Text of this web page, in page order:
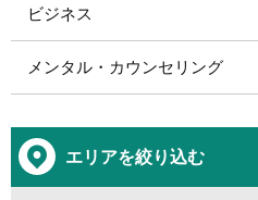
ビジネス
メンタル・カウンセリング
エリアを絞り込む